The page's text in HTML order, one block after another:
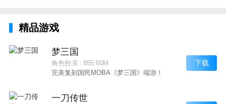
精品游戏
梦三国
角色扮演| 855.60M
完美复刻国民MOBA《梦三国》端游！
下载
一刀传世